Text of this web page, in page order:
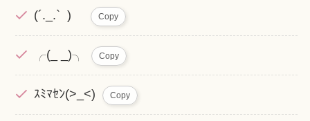
(´._.` )ゝ Copy
╭(_ _)╮ Copy
ｽﾐﾏｾﾝ(>_<) Copy